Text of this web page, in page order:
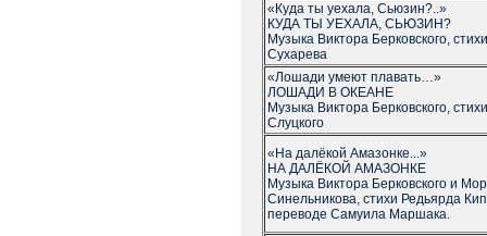
«Куда ты уехала, Сьюзин?..»
КУДА ТЫ УЕХАЛА, СЬЮЗИН?
Музыка Виктора Берковского,
Сухарева
«Лошади умеют плавать…»
ЛОШАДИ В ОКЕАНЕ
Музыка Виктора Берковского,
Слуцкого
«На далёкой Амазонке...»
НА ДАЛЁКОЙ АМАЗОНКЕ
Музыка Виктора Берковского и
Синельникова, стихи Редьярда
переводе Самуила Маршака.